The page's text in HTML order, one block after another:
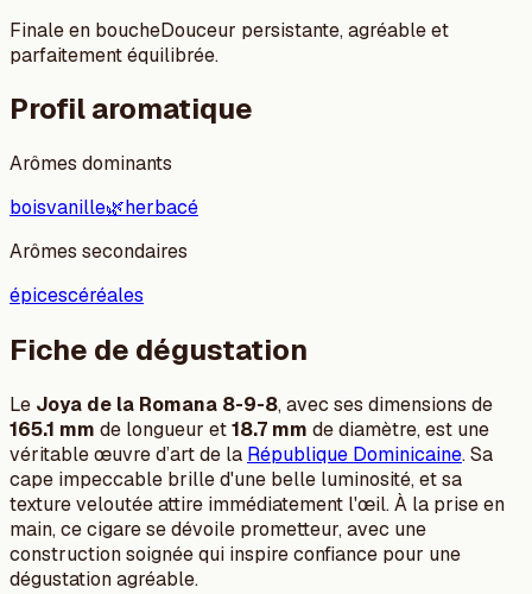
Finale en boucheDouceur persistante, agréable et
parfaitement équilibrée.
Profil aromatique
Arômes dominants
boisvanille🌿herbacé
Arômes secondaires
épicescéréales
Fiche de dégustation
Le Joya de la Romana 8-9-8, avec ses dimensions de
165.1 mm de longueur et18.7 mm de diamètre, est une
véritable œuvre d’art de la République Dominicaine. Sa
cape impeccable brille d'une belle luminosité, et sa
texture veloutée attire immédiatement l'œil. À la prise en
main, ce cigare se dévoile prometteur, avec une
construction soignée qui inspire confiance pour une
dégustation agréable.